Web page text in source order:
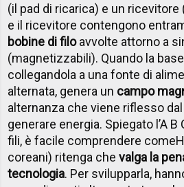
(il pad di ricarica) e un ricevitore
e il ricevitore contengono
bobine di filoavvolte attorno a
(magnetizzabili). Quando la
collegandola a una fonte di
alternata, genera un campo
alternanza che viene riflesso
generare energia. Spiegato l’A
fili, è facile comprendere come
coreani) ritenga chevalga la
tecnologia. Per svilupparla,